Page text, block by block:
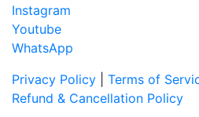
Instagram
Youtube
WhatsApp
Privacy Policy
Terms of
Refund & Cancellation Policy